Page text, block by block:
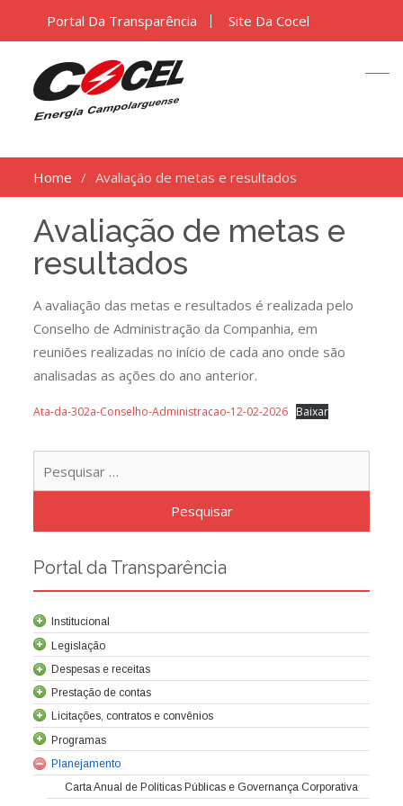
Portal Da Transparência Site Da Cocel
Home Avaliação de metas e resultados
Avaliação de metas e
resultados
A avaliação das metas e resultados é realizada pelo
Conselho de Administração da Companhia, em
reuniões realizadas no início de cada ano onde são
analisadas as ações do ano anterior.
Ata-da-302a-Conselho-Administracao-12-02-2026 Baixar
Portal da Transparência
Institucional
Legislação
Leis relacionadas
Despesas e receitas
Prestação de contas
Licitações, contratos e convênios
Programas
Planejamento
Carta Anual de Políticas Públicas e Governança Corporativa